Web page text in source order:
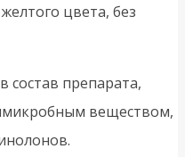
цвета, без
препарата,
веществом,